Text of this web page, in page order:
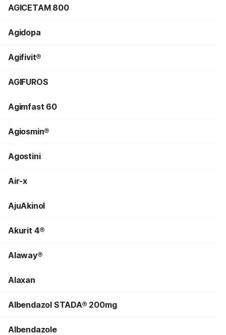
AGICETAM 800
Agidopa
Agifivit®
AGIFUROS
Agimfast 60
Agiosmin®
Agostini
Air-x
AjuAkinol
Akurit 4®
Alaway®
Alaxan
Albendazol STADA® 200mg
Albendazole